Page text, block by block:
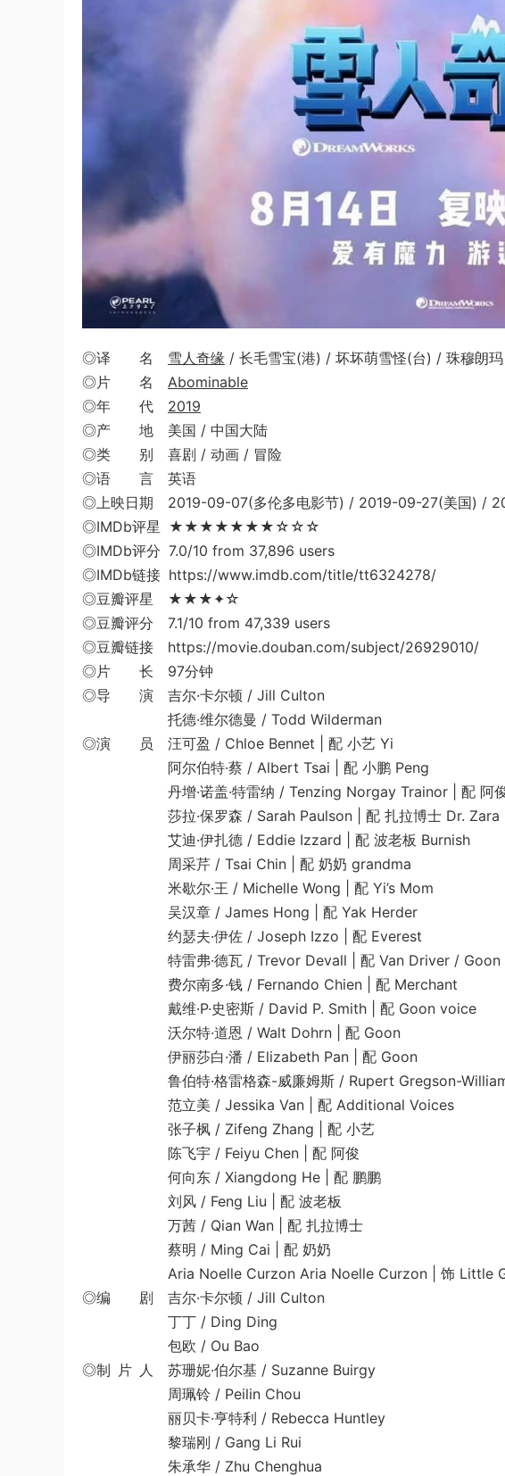
◎译 名 雪人奇缘 / 长毛雪宝(港) / 坏坏萌雪怪(台) / 珠穆朗
◎片 名 Abominable
◎年 代 2019
◎产 地 美国 / 中国大陆
◎类 别 喜剧 / 动画 / 冒险
◎语 言 英语
◎上映日期 2019-09-07(多伦多电影节) / 2019-09-27(美国) /
◎IMDb评星 ★★★★★★★☆☆☆
◎IMDb评分 7.0/10 from 37,896 users
◎IMDb链接 https://www.imdb.com/title/tt6324278/
◎豆瓣评星 ★★★✦☆
◎豆瓣评分 7.1/10 from 47,339 users
◎豆瓣链接 https://movie.douban.com/subject/26929010/
◎片 长 97分钟
◎导 演 吉尔·卡尔顿 / Jill Culton
托德·维尔德曼 / Todd Wilderman
◎演 员 汪可盈 / Chloe Bennet | 配 小艺 Yi
阿尔伯特·蔡 / Albert Tsai | 配 小鹏 Peng
丹增·诺盖·特雷纳 / Tenzing Norgay Trainor | 配 阿
莎拉·保罗森 / Sarah Paulson | 配 扎拉博士 Dr. Zara
艾迪·伊扎德 / Eddie Izzard | 配 波老板 Burnish
周采芹 / Tsai Chin | 配 奶奶 grandma
米歇尔·王 / Michelle Wong | 配 Yi’s Mom
吴汉章 / James Hong | 配 Yak Herder
约瑟夫·伊佐 / Joseph Izzo | 配 Everest
特雷弗·德瓦 / Trevor Devall | 配 Van Driver / Goon
费尔南多·钱 / Fernando Chien | 配 Merchant
戴维·P·史密斯 / David P. Smith | 配 Goon voice
沃尔特·道恩 / Walt Dohrn | 配 Goon
伊丽莎白·潘 / Elizabeth Pan | 配 Goon
鲁伯特·格雷格森-威廉姆斯 / Rupert Gregson-Williams
范立美 / Jessika Van | 配 Additional Voices
张子枫 / Zifeng Zhang | 配 小艺
陈飞宇 / Feiyu Chen | 配 阿俊
何向东 / Xiangdong He | 配 鹏鹏
刘风 / Feng Liu | 配 波老板
万茜 / Qian Wan | 配 扎拉博士
蔡明 / Ming Cai | 配 奶奶
Aria Noelle Curzon Aria Noelle Curzon | 饰 Little
◎编 剧 吉尔·卡尔顿 / Jill Culton
丁丁 / Ding Ding
包欧 / Ou Bao
◎制 片 人 苏珊妮·伯尔基 / Suzanne Buirgy
周珮铃 / Peilin Chou
丽贝卡·亨特利 / Rebecca Huntley
黎瑞刚 / Gang Li Rui
朱承华 / Zhu Chenghua